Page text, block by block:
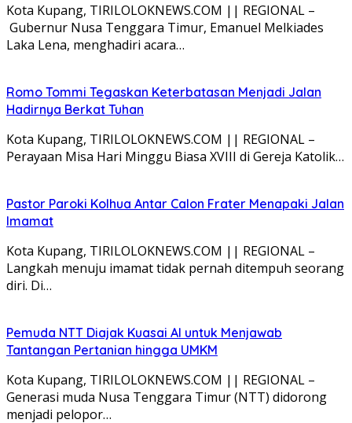
Kota Kupang, TIRILOLOKNEWS.COM || REGIONAL –
Gubernur Nusa Tenggara Timur, Emanuel Melkiades
Laka Lena, menghadiri acara…
Romo Tommi Tegaskan Keterbatasan Menjadi Jalan
Hadirnya Berkat Tuhan
Kota Kupang, TIRILOLOKNEWS.COM || REGIONAL –
Perayaan Misa Hari Minggu Biasa XVIII di Gereja Katolik…
Pastor Paroki Kolhua Antar Calon Frater Menapaki Jalan
Imamat
Kota Kupang, TIRILOLOKNEWS.COM || REGIONAL –
Langkah menuju imamat tidak pernah ditempuh seorang
diri. Di…
Pemuda NTT Diajak Kuasai AI untuk Menjawab
Tantangan Pertanian hingga UMKM
Kota Kupang, TIRILOLOKNEWS.COM || REGIONAL –
Generasi muda Nusa Tenggara Timur (NTT) didorong
menjadi pelopor…